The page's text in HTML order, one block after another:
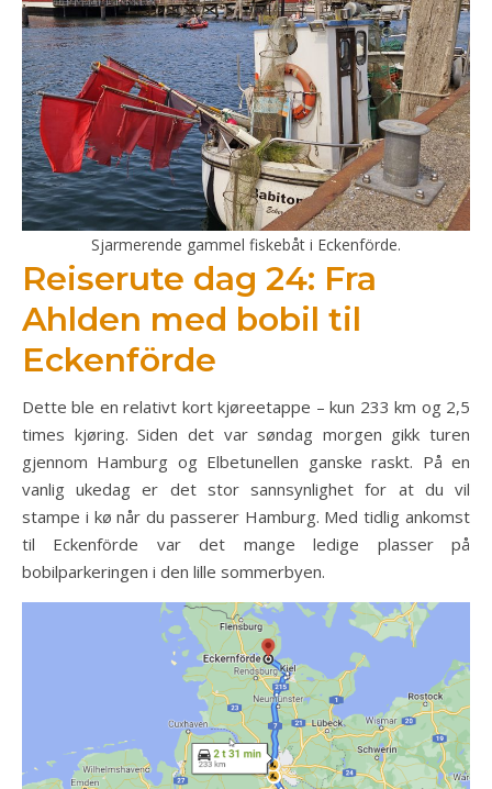
Sjarmerende gammel fiskebåt i Eckenförde.
Reiserute dag 24: Fra
Ahlden med bobil til
Eckenförde
Dette ble en relativt kort kjøreetappe – kun 233 km og 2,5
times kjøring. Siden det var søndag morgen gikk turen
gjennom Hamburg og Elbetunellen ganske raskt. På en
vanlig ukedag er det stor sannsynlighet for at du vil
stampe i kø når du passerer Hamburg. Med tidlig ankomst
til Eckenförde var det mange ledige plasser på
bobilparkeringen i den lille sommerbyen.